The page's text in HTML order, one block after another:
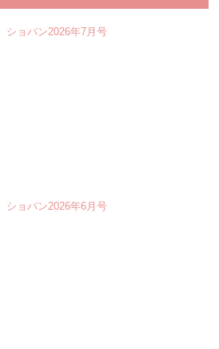
ショパン2026年7月号
ショパン2026年6月号